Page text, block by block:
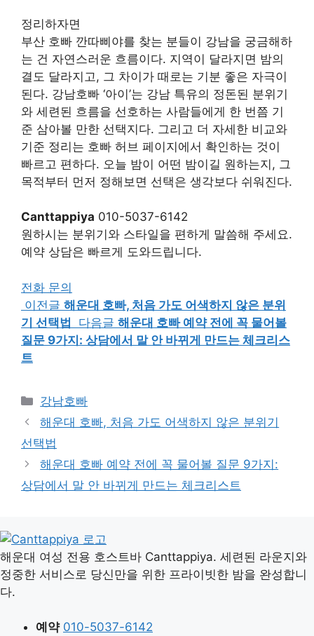
정리하자면
부산 호빠 깐따삐야를 찾는 분들이 강남을 궁금해하
는 건 자연스러운 흐름이다. 지역이 달라지면 밤의
결도 달라지고, 그 차이가 때로는 기분 좋은 자극이
된다. 강남호빠 ‘아이’는 강남 특유의 정돈된 분위기
와 세련된 흐름을 선호하는 사람들에게 한 번쯤 기
준 삼아볼 만한 선택지다. 그리고 더 자세한 비교와
기준 정리는 호빠 허브 페이지에서 확인하는 것이
빠르고 편하다. 오늘 밤이 어떤 밤이길 원하는지, 그
목적부터 먼저 정해보면 선택은 생각보다 쉬워진다.
Canttappiya 010-5037-6142
원하시는 분위기와 스타일을 편하게 말씀해 주세요.
예약 상담은 빠르게 도와드립니다.
전화 문의
이전글 해운대 호빠, 처음 가도 어색하지 않은 분위
기 선택법
다음글 해운대 호빠 예약 전에 꼭 물어볼
질문 9가지: 상담에서 말 안 바뀌게 만드는 체크리스
트
카
테
고
리
강남호빠
해운대 호빠, 처음 가도 어색하지 않은 분위기
선택법
해운대 호빠 예약 전에 꼭 물어볼 질문 9가지:
상담에서 말 안 바뀌게 만드는 체크리스트
해운대 여성 전용 호스트바 Canttappiya. 세련된 라운지와
정중한 서비스로 당신만을 위한 프라이빗한 밤을 완성합니
다.
예약 010-5037-6142